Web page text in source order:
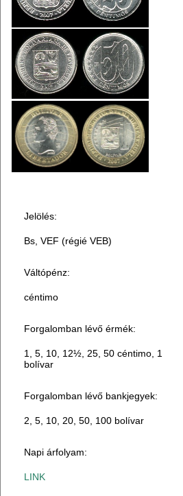
Jelölés:
Bs, VEF (régié VEB)
Váltópénz:
céntimo
Forgalomban lévő érmék:
1, 5, 10, 12½, 25, 50 céntimo, 1
bolívar
Forgalomban lévő bankjegyek:
2, 5, 10, 20, 50, 100 bolívar
Napi árfolyam:
LINK